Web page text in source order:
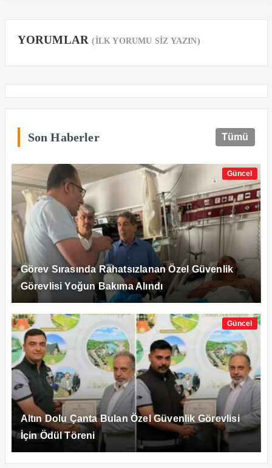
YORUMLAR(İLK YORUMU SİZ YAZIN)
Son Haberler Tümü
Güncel
Görev Sırasında Rahatsızlanan Özel Güvenlik
Görevlisi Yoğun Bakıma Alındı
Güncel
Altın Dolu Çanta Bulan Özel Güvenlik Görevlisi
İçin Ödül Töreni